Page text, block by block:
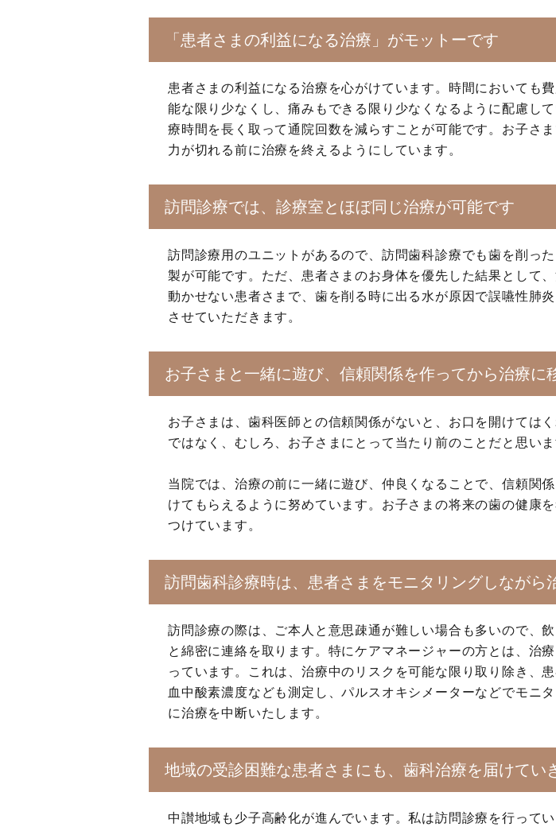
「患者さまの利益になる治療」がモットーです
患者さまの利益になる治療を心がけています。時間においても
能な限り少なくし、痛みもできる限り少なくなるように配慮し
療時間を長く取って通院回数を減らすことが可能です。お子さ
力が切れる前に治療を終えるようにしています。
訪問診療では、診療室とほぼ同じ治療が可能です
訪問診療用のユニットがあるので、訪問歯科診療でも歯を削っ
製が可能です。ただ、患者さまのお身体を優先した結果として
動かせない患者さまで、歯を削る時に出る水が原因で誤嚥性肺
させていただきます。
お子さまと一緒に遊び、信頼関係を作ってから治療に
お子さまは、歯科医師との信頼関係がないと、お口を開けては
ではなく、むしろ、お子さまにとって当たり前のことだと思いま
当院では、治療の前に一緒に遊び、仲良くなることで、信頼関
けてもらえるように努めています。お子さまの将来の歯の健康
つけています。
訪問歯科診療時は、患者さまをモニタリングしながら
訪問診療の際は、ご本人と意思疎通が難しい場合も多いので、
と綿密に連絡を取ります。特にケアマネージャーの方とは、治
っています。これは、治療中のリスクを可能な限り取り除き、
血中酸素濃度なども測定し、パルスオキシメーターなどでモニ
に治療を中断いたします。
地域の受診困難な患者さまにも、歯科治療を届けてい
中讃地域も少子高齢化が進んでいます。私は訪問診療を行って